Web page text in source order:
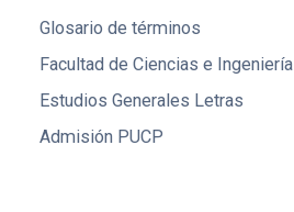
Glosario de términos
Facultad de Ciencias e Ingeniería
Estudios Generales Letras
Admisión PUCP